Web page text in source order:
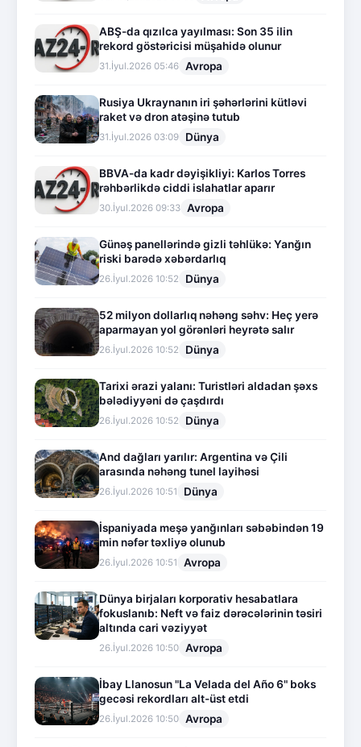
ABŞ-da qızılca yayılması: Son 35 ilin
rekord göstəricisi müşahidə olunur
31.İyul.2026 05:46 Avropa
Rusiya Ukraynanın iri şəhərlərini kütləvi
raket və dron atəşinə tutub
31.İyul.2026 03:09 Dünya
BBVA-da kadr dəyişikliyi: Karlos Torres
rəhbərlikdə ciddi islahatlar aparır
30.İyul.2026 09:33 Avropa
Günəş panellərində gizli təhlükə: Yanğın
riski barədə xəbərdarlıq
26.İyul.2026 10:52 Dünya
52 milyon dollarlıq nəhəng səhv: Heç yerə
aparmayan yol görənləri heyrətə salır
26.İyul.2026 10:52 Dünya
Tarixi ərazi yalanı: Turistləri aldadan şəxs
bələdiyyəni də çaşdırdı
26.İyul.2026 10:52 Dünya
And dağları yarılır: Argentina və Çili
arasında nəhəng tunel layihəsi
26.İyul.2026 10:51 Dünya
İspaniyada meşə yanğınları səbəbindən 19
min nəfər təxliyə olunub
26.İyul.2026 10:51 Avropa
Dünya birjaları korporativ hesabatlara
fokuslanıb: Neft və faiz dərəcələrinin təsiri
altında cari vəziyyət
26.İyul.2026 10:50 Avropa
İbay Llanosun "La Velada del Año 6" boks
gecəsi rekordları alt-üst etdi
26.İyul.2026 10:50 Avropa